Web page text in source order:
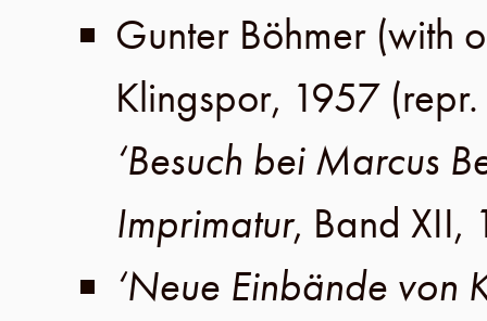
Gunter Böhmer (with
Klingspor, 1957
‘Besuch bei Marcus
Imprimatur, Band XII,
‘Neue Einbände von